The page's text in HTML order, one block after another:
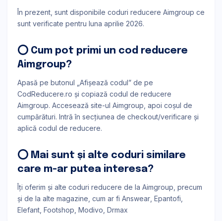
În prezent, sunt disponibile coduri reducere Aimgroup ce
sunt verificate pentru luna aprilie 2026.
⭕ Cum pot primi un cod reducere
Aimgroup?
Apasă pe butonul „Afișează codul” de pe
CodReducere.ro și copiază codul de reducere
Aimgroup. Accesează site-ul Aimgroup, apoi coșul de
cumpărături. Intră în secțiunea de checkout/verificare și
aplică codul de reducere.
⭕ Mai sunt și alte coduri similare
care m-ar putea interesa?
Îți oferim și alte coduri reducere de la Aimgroup, precum
și de la alte magazine, cum ar fi Answear Epantofi
Elefant Footshop Modivo Drmax